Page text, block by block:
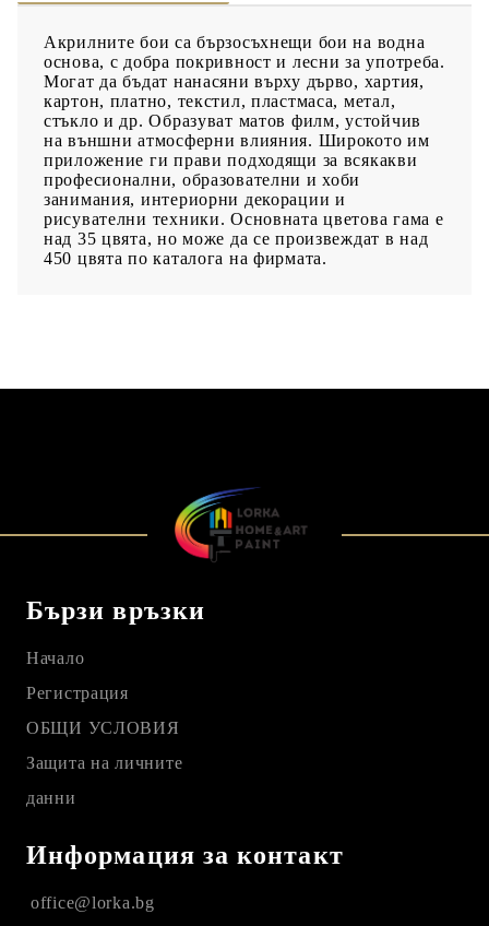
Акрилните бои са бързосъхнещи бои на водна
основа, с добра покривност и лесни за употреба.
Могат да бъдат нанасяни върху дърво, хартия,
картон, платно, текстил, пластмаса, метал,
стъкло и др. Образуват матов филм, устойчив
на външни атмосферни влияния. Широкото им
приложение ги прави подходящи за всякакви
професионални, образователни и хоби
занимания, интериорни декорации и
рисувателни техники. Основната цветова гама е
над 35 цвята, но може да се произвеждат в над
450 цвята по каталога на фирмата.
Бързи връзки
Начало
Регистрация
ОБЩИ УСЛОВИЯ
Защита на личните
данни
Информация за контакт
office@lorka.bg